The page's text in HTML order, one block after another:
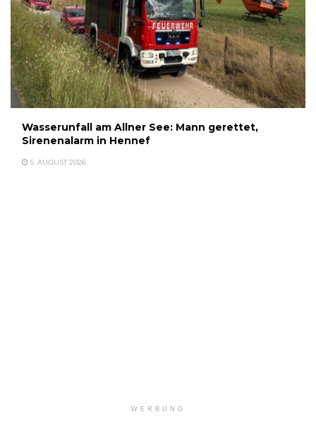
Wasserunfall am Allner See: Mann gerettet,
Sirenenalarm in Hennef
5. AUGUST 2026
WERBUNG